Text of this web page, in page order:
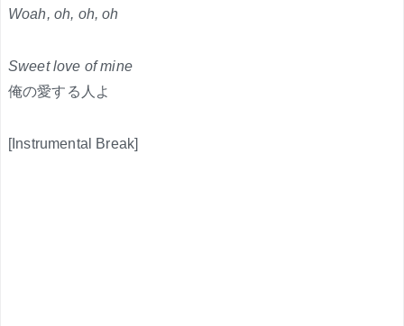
Woah, oh, oh, oh
Sweet love of mine
俺の愛する人よ
[Instrumental Break]